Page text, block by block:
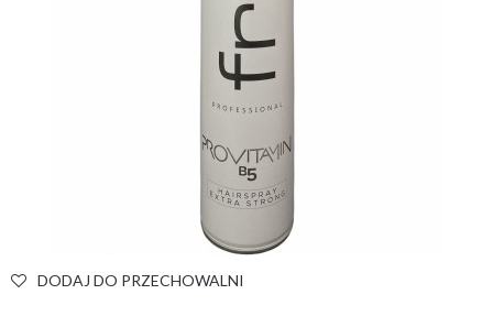
DODAJ DO PRZECHOWALNI